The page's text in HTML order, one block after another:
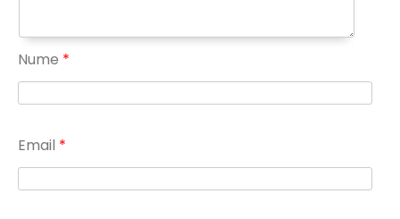
Nume *
Email *